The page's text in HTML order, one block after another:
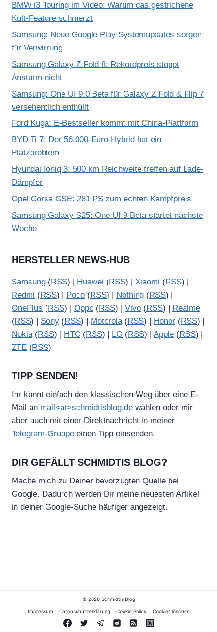
BMW i3 Touring im Video: Warum das gestrichene
Kult-Feature schmerzt
Samsung: Neue Google Play Systemupdates sorgen
für Verwirrung
Samsung Galaxy Z Fold 8: Rekordpreis stoppt
Ansturm nicht
Samsung: One UI 9.0 Beta für Galaxy Z Fold & Flip 7
versehentlich enthüllt
Ford Kuga: E-Bestseller kommt mit China-Plattform
BYD Ti 7: Der 56.000-Euro-Hybrid hat ein
Platzproblem
Hyundai Ioniq 3: 500 km Reichweite treffen auf Lade-
Dämpfer
Opel Corsa GSE: 281 PS zum echten Kampfpreis
Samsung Galaxy S25: One UI 9 Beta startet nächste
Woche
HERSTELLER NEWS-HUB
Samsung (RSS) | Huawei (RSS) | Xiaomi (RSS) |
Redmi (RSS) | Poco (RSS) | Nothing (RSS) |
OnePlus (RSS) | Oppo (RSS) | Vivo (RSS) |
Realme
(RSS) | Sony (RSS) | Motorola(RSS) | Honor (RSS) |
Nokia(RSS) | HTC (RSS) | LG (RSS) | Apple (RSS) |
ZTE (RSS)
TIPP SENDEN!
Ihr könnt einfach den klassischen Weg über eine E-
Mail an mail<at>schmidtisblog.de wählen oder mir
aber auch mit einer Direktnachricht in meiner
Telegram-Gruppe einen Tipp einsenden.
DIR GEFÄLLT SCHMIDTIS BLOG?
Mache mich zu Deiner bevorzugten Quelle bei
Google. Dadurch werden Dir meine neuesten Artikel
in deiner Google-Suche häufiger angezeigt.
© 2026 Schmidtis Blog
Impressum Datenschutzerklärung Cookie Policy Cookies löschen